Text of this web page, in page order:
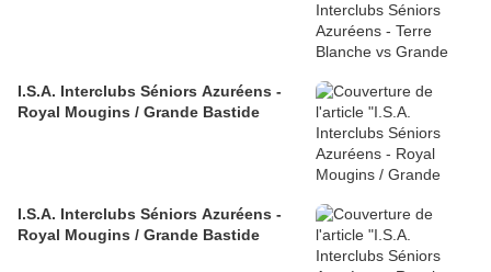
I.S.A. Interclubs Séniors Azuréens -
Royal Mougins / Grande Bastide
I.S.A. Interclubs Séniors Azuréens -
Royal Mougins / Grande Bastide